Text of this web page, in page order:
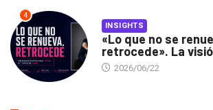
4
INSIGHTS
«Lo que no se
retrocede». La
2026/06/22